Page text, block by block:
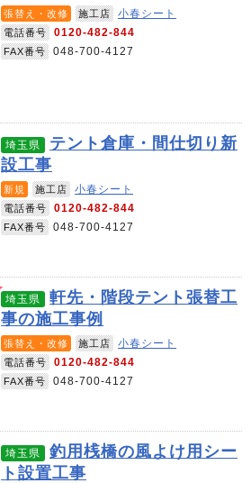
張替え・改修 施工店 小春シート
電話番号 0120-482-844
FAX番号 048-700-4127
埼玉県
テント倉庫・間仕切り新
設工事
新規 施工店 小春シート
電話番号 0120-482-844
FAX番号 048-700-4127
埼玉県
軒先・階段テント張替工
事の施工事例
張替え・改修 施工店 小春シート
電話番号 0120-482-844
FAX番号 048-700-4127
埼玉県
釣用桟橋の風よけ用シー
ト設置工事